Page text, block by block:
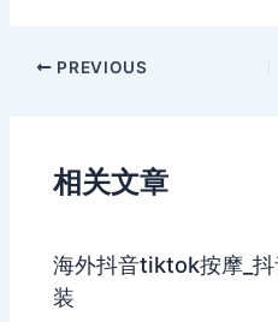
PREVIOUS
相关文章
海外抖音tiktok按摩_
装